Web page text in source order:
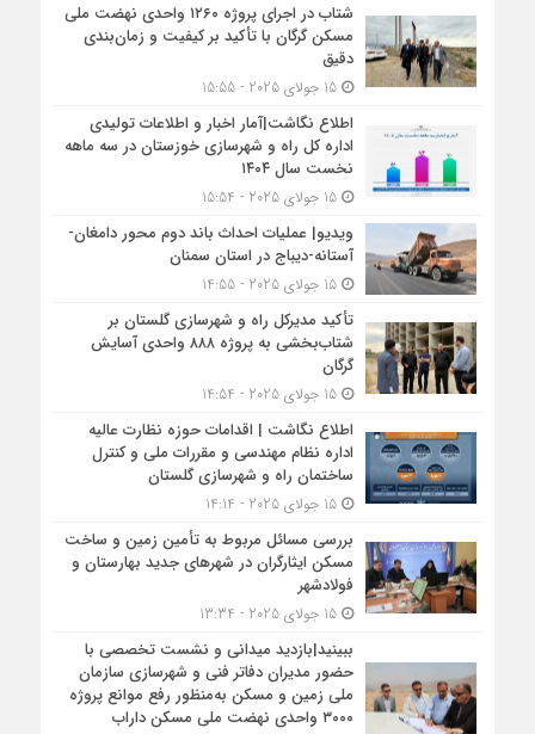
شتاب در اجرای پروژه ۱۲۶۰ واحدی نهضت ملی
مسکن گرگان با تأکید بر کیفیت و زمان‌بندی
دقیق
15 جولای 2025 - 15:55
اطلاع نگاشت|آمار اخبار و اطلاعات تولیدی
اداره کل راه و شهرسازی خوزستان در سه ماهه
نخست سال ۱۴۰۴
15 جولای 2025 - 15:54
ویدیو| عملیات احداث باند دوم محور دامغان-
آستانه-دیباج در استان سمنان
15 جولای 2025 - 14:55
تأکید مدیرکل راه و شهرسازی گلستان بر
شتاب‌بخشی به پروژه ۸۸۸ واحدی آسایش
گرگان
15 جولای 2025 - 14:54
اطلاع نگاشت | اقدامات حوزه نظارت عالیه
اداره نظام مهندسی و مقررات ملی و کنترل
ساختمان راه و شهرسازی گلستان
15 جولای 2025 - 14:14
بررسی مسائل مربوط به تأمین زمین و ساخت
مسکن ایثارگران در شهرهای جدید بهارستان و
فولادشهر
15 جولای 2025 - 13:34
ببینید|بازدید میدانی و نشست تخصصی با
حضور مدیران دفاتر فنی و شهرسازی سازمان
ملی زمین و مسکن به‌منظور رفع موانع پروژه
۳۰۰۰ واحدی نهضت ملی مسکن داراب